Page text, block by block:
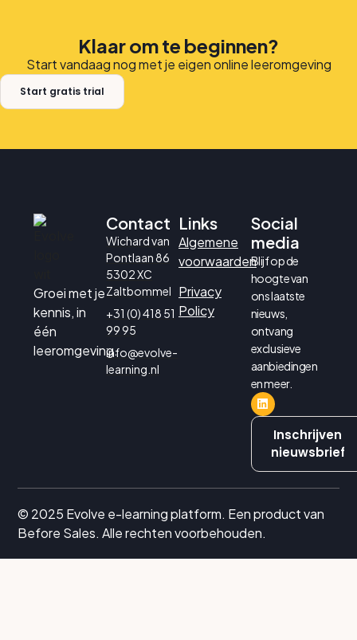
Klaar om te beginnen?
Start vandaag nog met je eigen online leeromgeving
Start gratis trial
Groei met je
kennis, in
één
leeromgeving.
Contact
Wichard van
Pontlaan 86
5302 XC
Zaltbommel
+31 (0) 418 51
99 95
info@evolve-
learning.nl
Links
Algemene
voorwaarden
Privacy
Policy
Social
media
Blijf op de
hoogte van
ons laatste
nieuws,
ontvang
exclusieve
aanbiedingen
en meer.
Inschrijven
nieuwsbrief
© 2025 Evolve e-learning platform. Een product van
Before Sales. Alle rechten voorbehouden.